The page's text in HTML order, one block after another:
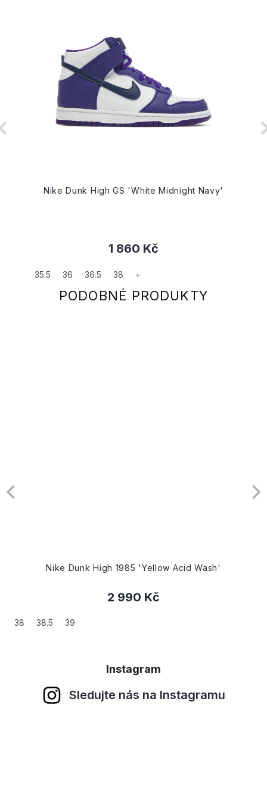
Nike Dunk High GS 'White Midnight Navy'
1 860 Kč
35.5 36 36.5 38 +
Nike Dunk High 1985 'Yellow Acid Wash'
2 990 Kč
38 38.5 39
Instagram
Sledujte nás na Instagramu